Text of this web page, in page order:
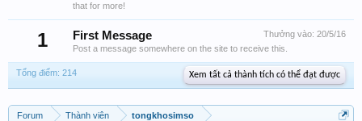
that for more!
1 Thưởng vào: 20/5/16
First Message
Post a message somewhere on the site to receive this.
Tổng điểm: 214 Xem tất cả thành tích có thể đạt được
Forum Thành viên tongkhosimso